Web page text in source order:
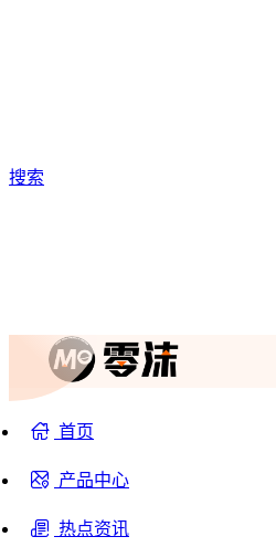
搜索
首页
产品中心
热点资讯